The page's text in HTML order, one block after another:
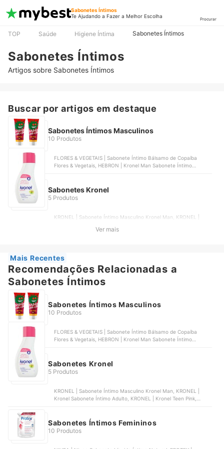
Sabonetes Íntimos
Te Ajudando a Fazer a Melhor Escolha
Procurar
TOP Saúde Higiene Íntima Sabonetes Íntimos
Sabonetes Íntimos
Artigos sobre Sabonetes Íntimos
Buscar por artigos em destaque
Sabonetes Íntimos Masculinos
10 Produtos
FLORES & VEGETAIS | Sabonete Íntimo Bálsamo de Copaíba
Flores & Vegetais, HEBRON | Kronel Man Sabonete Íntimo
MIRRAS | Sabonete Íntimo Masculino Mirras
Sabonetes Kronel
5 Produtos
KRONEL | Sabonete Íntimo Masculino Kronel Man, KRONEL |
KRONEL | Kit Kronel Sabonete Líquido Íntimo 250 ml + 80 ml para
Ver mais
Mais Recentes
Recomendações Relacionadas a
Sabonetes Íntimos
Sabonetes Íntimos Masculinos
10 Produtos
FLORES & VEGETAIS | Sabonete Íntimo Bálsamo de Copaíba
Flores & Vegetais, HEBRON | Kronel Man Sabonete Íntimo
MIRRAS | Sabonete Íntimo Masculino Mirras
Sabonetes Kronel
5 Produtos
KRONEL | Sabonete Íntimo Masculino Kronel Man, KRONEL |
Kronel Sabonete Íntimo Adulto, KRONEL | Kronel Teen Pink,
Sabonetes Íntimos Femininos
10 Produtos